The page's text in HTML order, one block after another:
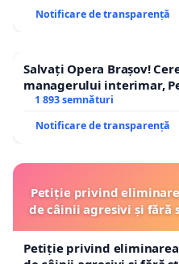
Notificare de transparență
Salvați Opera Brașov!
managerului interimar,
1 893 semnături
Notificare de transparență
Petiție privind
de câinii agresivi și fără
Petiție privind